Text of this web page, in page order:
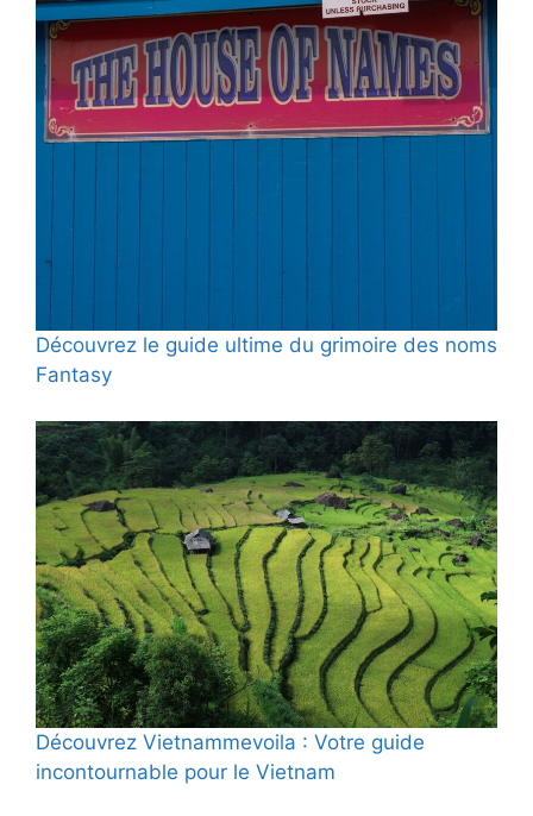
Découvrez le guide ultime du grimoire des noms
Fantasy
Découvrez Vietnammevoila : Votre guide
incontournable pour le Vietnam